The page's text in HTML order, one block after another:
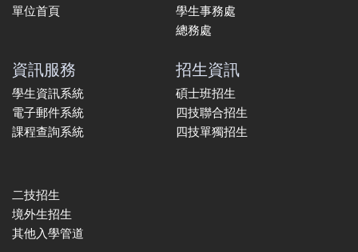
單位首頁
學生事務處
總務處
資訊服務
學生資訊系統
電子郵件系統
課程查詢系統
招生資訊
碩士班招生
四技聯合招生
四技單獨招生
二技招生
境外生招生
其他入學管道